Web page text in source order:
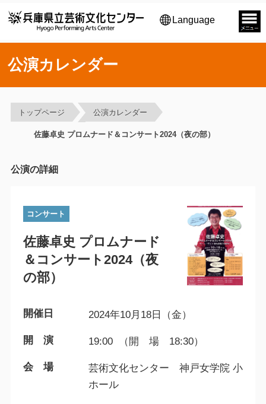
Language
公演カレンダー
トップページ 公演カレンダー
佐藤卓史 プロムナード＆コンサート2024（夜の部）
公演の詳細
コンサート
佐藤卓史 プロムナード
＆コンサート2024（夜
の部）
開催日 2024年10月18日（金）
開 演 19:00 （開 場 18:30）
会 場
芸術文化センター 神戸女学院 小
ホール